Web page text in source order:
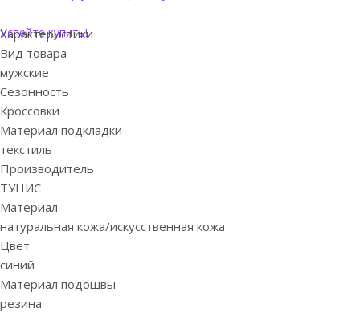
Успейте купить!
Характеристики
Вид товара
мужские
Сезонность
Кроссовки
Материал подкладки
текстиль
Производитель
ТУНИС
Материал
натуральная кожа/искусственная кожа
Цвет
синий
Материал подошвы
резина